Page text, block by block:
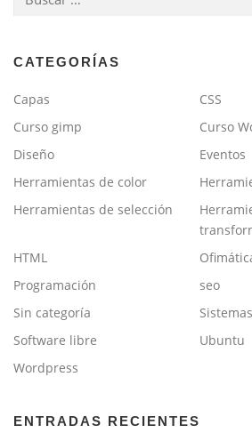
CATEGORÍAS
Capas
CSS
Curso gimp
Curso
Diseño
Eventos
Herramientas de color
Herramientas de selección
HTML
Programación
seo
Sin categoría
Sistemas
Software libre
Ubuntu
Wordpress
ENTRADAS RECIENTES